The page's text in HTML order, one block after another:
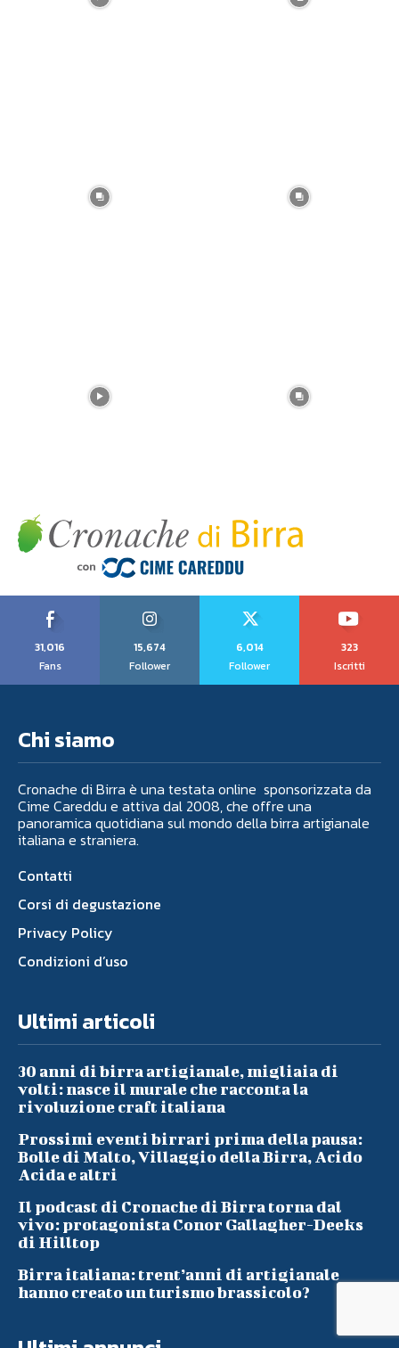
31,016
Fans
15,674
Follower
6,014
Follower
323
Iscritti
Chi siamo
Cronache di Birra è una testata online sponsorizzata da
Cime Careddu e attiva dal 2008, che offre una
panoramica quotidiana sul mondo della birra artigianale
italiana e straniera.
Contatti
Corsi di degustazione
Privacy Policy
Condizioni d’uso
Ultimi articoli
30 anni di birra artigianale, migliaia di
volti: nasce il murale che racconta la
rivoluzione craft italiana
Prossimi eventi birrari prima della pausa:
Bolle di Malto, Villaggio della Birra, Acido
Acida e altri
Il podcast di Cronache di Birra torna dal
vivo: protagonista Conor Gallagher-Deeks
di Hilltop
Birra italiana: trent’anni di artigianale
hanno creato un turismo brassicolo?